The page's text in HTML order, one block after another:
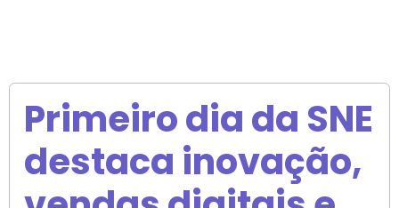
Primeiro dia da SNE
destaca inovação,